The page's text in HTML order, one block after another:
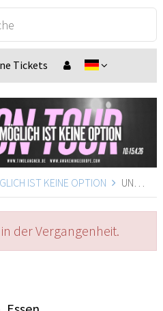
Tickets
IST KEINE OPTION UNMÖGLICH IST KEINE OPTION, Essen
der Vergangenheit.